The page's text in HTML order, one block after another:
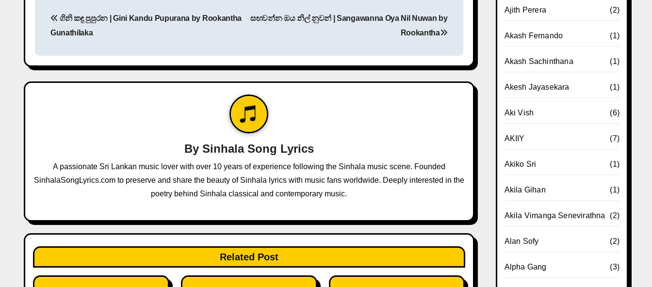
t
n
a
i
o
n
ගිනි කඳු පුපුරන | Gini Kandu Pupurana by Rookantha
Gunathilaka
සඟවන්න ඔය නිල් නුවන් | Sangawanna Oya Nil Nuwan by
Rookantha
By Sinhala Song Lyrics
A passionate Sri Lankan music lover with over 10 years of experience following the Sinhala music scene. Founded
SinhalaSongLyrics.com to preserve and share the beauty of Sinhala lyrics with music fans worldwide. Deeply interested in the
poetry behind Sinhala classical and contemporary music.
Related Post
Ajith Perera (2)
Akash Fernando (1)
Akash Sachinthana (1)
Akesh Jayasekara (1)
Aki Vish (6)
AKIIY (7)
Akiko Sri (1)
Akila Gihan (1)
Akila Vimanga Senevirathna (2)
Alan Sofy (2)
Alpha Gang (3)